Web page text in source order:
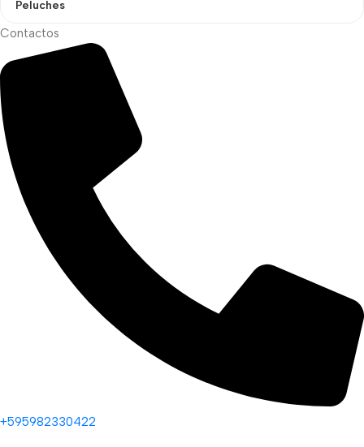
Peluches
Contactos
+595982330422